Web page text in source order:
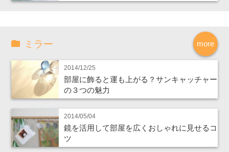
more
ミラー
2014/12/25
部屋に飾ると運も上がる？サンキャッチャー
の３つの魅力
2014/05/04
鏡を活用して部屋を広くおしゃれに見せるコ
ツ